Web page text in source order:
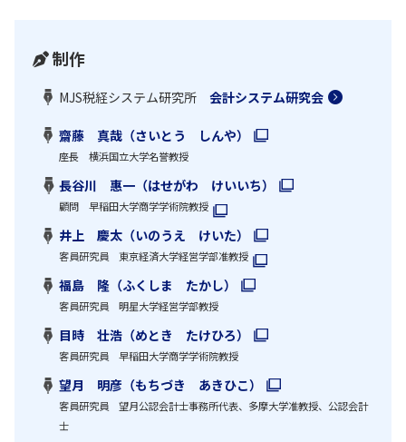
制作
MJS税経システム研究所 会計システム研究会
齋藤 真哉（さいとう しんや）
座長 横浜国立大学名誉教授
長谷川 惠一（はせがわ けいいち）
顧問 早稲田大学商学学術院教授
井上 慶太（いのうえ けいた）
客員研究員 東京経済大学経営学部准教授
福島 隆（ふくしま たかし）
客員研究員 明星大学経営学部教授
目時 壮浩（めとき たけひろ）
客員研究員 早稲田大学商学学術院教授
望月 明彦（もちづき あきひこ）
客員研究員 望月公認会計士事務所代表、多摩大学准教授、公認会計
士